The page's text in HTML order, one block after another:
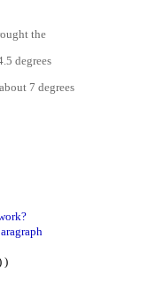
the
degrees
7 degrees
)